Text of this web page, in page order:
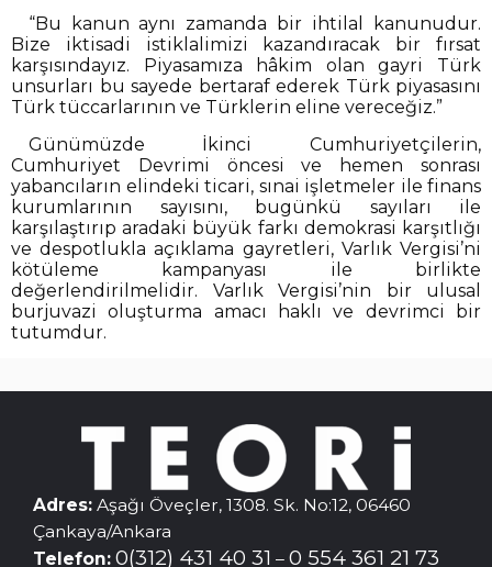
“Bu kanun aynı zamanda bir ihtilal kanunudur.
Bize iktisadi istiklalimizi kazandıracak bir fırsat
karşısındayız. Piyasamıza hâkim olan gayri Türk
unsurları bu sayede bertaraf ederek Türk piyasasını
Türk tüccarlarının ve Türklerin eline vereceğiz.”
Günümüzde İkinci Cumhuriyetçilerin,
Cumhuriyet Devrimi öncesi ve hemen sonrası
yabancıların elindeki ticari, sınai işletmeler ile finans
kurumlarının sayısını, bugünkü sayıları ile
karşılaştırıp aradaki büyük farkı demokrasi karşıtlığı
ve despotlukla açıklama gayretleri, Varlık Vergisi’ni
kötüleme kampanyası ile birlikte
değerlendirilmelidir. Varlık Vergisi’nin bir ulusal
burjuvazi oluşturma amacı haklı ve devrimci bir
tutumdur.
Adres: Aşağı Öveçler, 1308. Sk. No:12, 06460
Çankaya/Ankara
Telefon: 0(312) 431 40 31 – 0 554 361 21 73